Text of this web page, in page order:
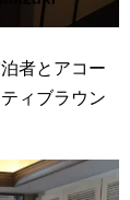
者とアコー
ィブラウン